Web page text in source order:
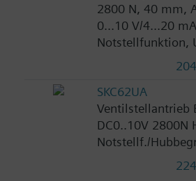
2800 N, 40 mm,
0...10 V/4...20
Notstellfunktion,
SKC62UA
Ventilstellantrieb
DC0..10V 2800N
Notstellf./